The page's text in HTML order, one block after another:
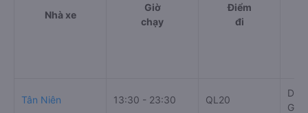
Nhà xe
Giờ
chạy
Điểm
đi
Tân Niên 13:30 - 23:30 QL20